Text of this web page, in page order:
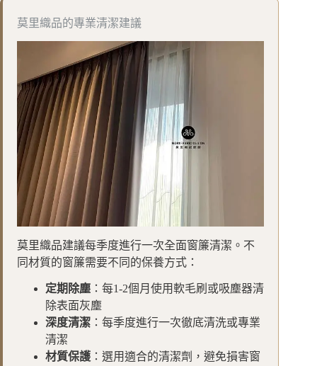
莫里織品的專業清潔建議
莫里織品建議每季度進行一次全面窗簾清潔。不
同材質的窗簾需要不同的保養方式：
定期除塵 ：每1-2個月使用軟毛刷或吸塵器清
除表面灰塵
深度清潔 ：每季度進行一次徹底清洗或專業
清潔
材質保護 ：選用適合的清潔劑，避免損害窗